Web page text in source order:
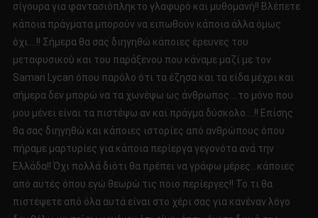
σίγουρα για φαντασιόπληκτο γλαφυρό και μυθομανή!! Βλέπετε
κάποια πράγματα μπορούν να ειπωθούν κάποια άλλα όμως
όχι….!! Σήμερα θα σας διηγηθώ κάποιες έρευνες του
μεταφυσικού και του παράξενου που κάναμε μαζί με τον
Saman Lycan όπου παρόλο ότι τα έζησα και τα είδα μέχρι και
σήμερα δεν μπορώ να τα χωνέψω ως άνθρωπος….το μόνο που
μου μένει είναι τα πιστέψω αν και πράγμα δύσκολο….!! Επίσης
θα σας διηγηθώ και κάποιες ιστορίες από ανθρώπους όπου
πήραμε μαρτυρίες για κάποια περίεργα γεγονότα ανά την
Ελλάδα!! Όχι πολλά διότι θα πρέπει να γράφω μέρες…κάποιες
από αυτές όπου εγώ θεωρώ τις ποιο περίεργες!! Το τι θα
πιστέψετε από όλα αυτά είναι στο χέρι σας για κανέναν λόγο